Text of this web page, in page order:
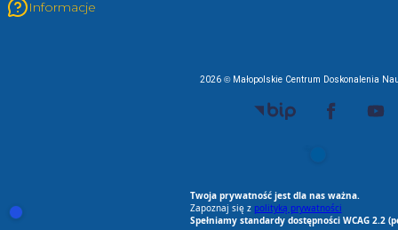
Otwórz ustawienia zgód cookie i zgód RODO
Informacje
2026 © Małopolskie Centrum Doskonalenia
Twoja prywatność jest dla nas ważna.
Zapoznaj się z polityką prywatności
Spełniamy standardy dostępności WCAG 2.2